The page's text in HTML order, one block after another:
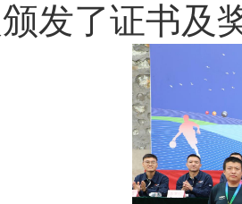
发了证书及